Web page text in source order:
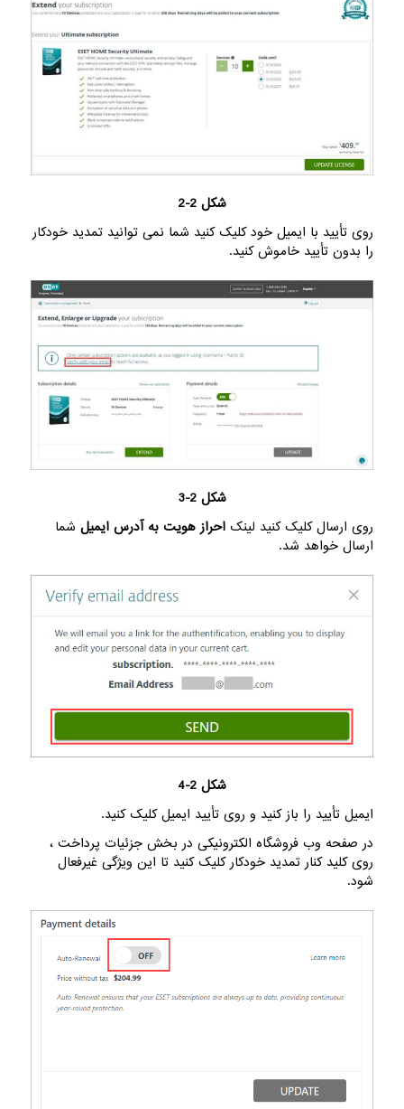
شکل 2-2
روی تأیید با ایمیل خود کلیک کنید شما نمی توانید تمدید خودکار
را بدون تأیید خاموش کنید.
شکل 2-3
روی ارسال کلیک کنید لینک احراز هویت به آدرس ایمیلشما
ارسال خواهد شد.
شکل 2-4
ایمیل تأیید را باز کنید و روی تأیید ایمیل کلیک کنید.
در صفحه وب فروشگاه الکترونیکی در بخش جزئیات پرداخت ،
روی کلید کنار تمدید خودکار کلیک کنید تا این ویژگی غیرفعال
شود.